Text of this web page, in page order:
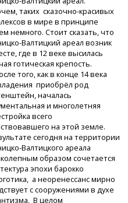
такихсказочно-красивых
в мире в принципе
немного. Стоит сказать, что
Валтицкий ареал возник
где в 12 веке высилась
готическая крепость.
того, как в конце 14 века
приобрёл род
началась
и многолетняя
всего
на этой земле.
сегодня на территории
Валтицкого ареала
образом сочетается
эпохи барокко
а неоренессанс мирно
с сооружениями в духе
В целом